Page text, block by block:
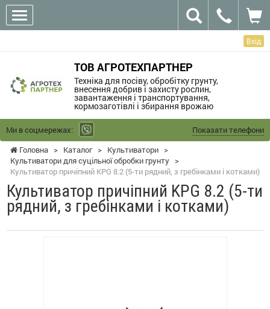
Вхід
ТОВ АГРОТЕХПАРТНЕР
Техніка для посіву, обробітку грунту,
внесення добрив і захисту рослин,
завантаження і транспортування,
кормозаготівлі і збирання врожаю
Ми в соцмережах:
Показати телефони
Головна > Каталог > Культиватори >
Культиватори для суцільної обробки грунту >
Культиватор причіпний KPG 8.2 (5-ти рядний, з гребінками і котками)
Культиватор причіпний KPG 8.2 (5-ти
рядний, з гребінками і котками)